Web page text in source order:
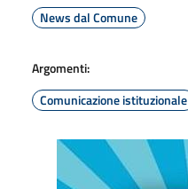
News dal Comune
Argomenti:
Comunicazione istituzionale